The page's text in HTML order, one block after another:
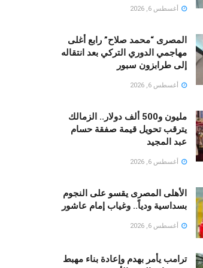
أغسطس 6, 2026
المصرى “محمد صلاح” رابع أغلى
مهاجمي الدوري التركي بعد انتقاله
إلى طرابزون سبور
أغسطس 6, 2026
مليون و500 ألف دولار.. الزمالك
يترقب تحويل قيمة صفقة حسام
عبد المجيد
أغسطس 6, 2026
الأهلى المصرى يقسو على النجوم
بسداسية ودياً.. وغياب إمام عاشور
أغسطس 6, 2026
ترامب يأمر بهدم وإعادة بناء مهبط